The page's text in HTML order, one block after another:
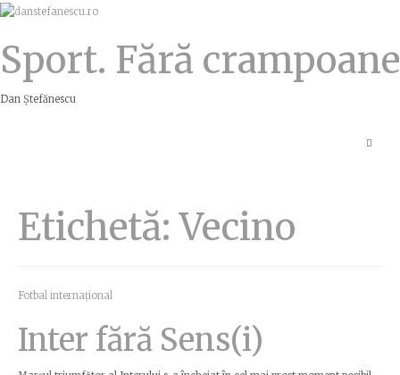
Sport. Fără crampoane
Dan Ștefănescu
Etichetă:Vecino
Fotbal internațional
Inter fără Sens(i)